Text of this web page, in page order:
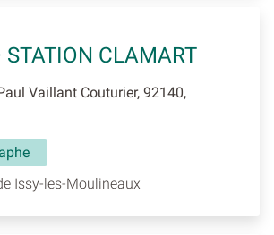
STATION CLAMART
Vaillant Couturier, 92140,
Issy-les-Moulineaux